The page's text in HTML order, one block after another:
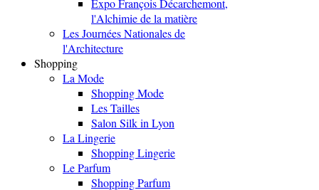
Expo François Décarchemont,
l'Alchimie de la matière
Les Journées Nationales de
l'Architecture
Shopping
La Mode
Shopping Mode
Les Tailles
Salon Silk in Lyon
La Lingerie
Shopping Lingerie
Le Parfum
Shopping Parfum